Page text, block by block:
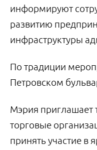
информируют
развитию
инфраструктуры
По традиции
Петровском
Мэрия приглашает
торговые
принять участие в